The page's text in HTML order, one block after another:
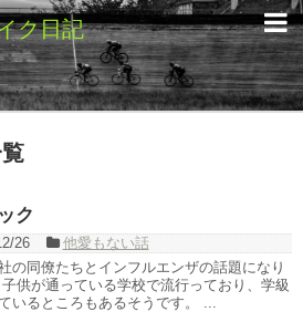
ク日記
ク
26
他愛もない話
の同僚たちとインフルエンザの話題になり
子供が通っている学校で流行っており、学級
いるところもあるそうです。 ...